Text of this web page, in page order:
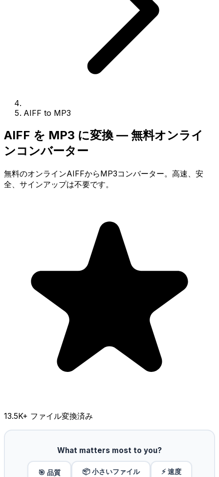
AIFF to MP3
AIFF を MP3 に変換 — 無料オンライ
ンコンバーター
無料のオンラインAIFFからMP3コンバーター。高速、安
全、サインアップは不要です。
13.5K+ ファイル変換済み
What matters most to you?
🎯 品質 📦 小さいファイル ⚡ 速度